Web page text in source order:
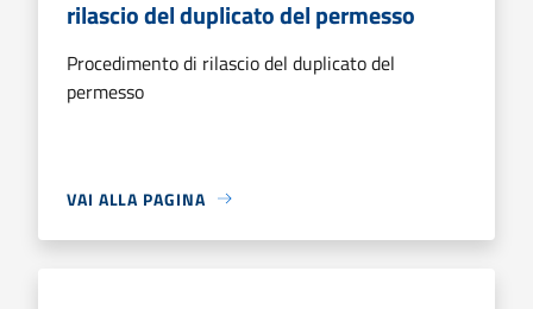
rilascio del duplicato del permesso
Procedimento di rilascio del duplicato del
permesso
VAI ALLA PAGINA